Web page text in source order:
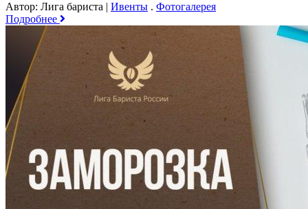
Автор: Лига бариста | Ивенты . Фотогалерея
Подробнее